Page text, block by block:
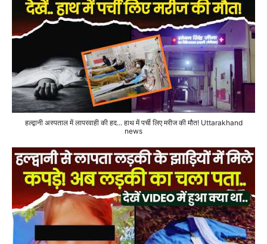
हल्द्वानी अस्पताल में लापरवाही की हद... हाथ में पर्ची लिए मरीज की मौत! Uttarakhand
news